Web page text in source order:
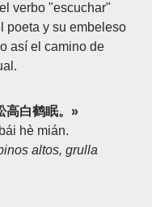
verbo "escuchar"
poeta y su embeleso
así el camino de
高白鹤眠。»
hè mián.
altos, grulla